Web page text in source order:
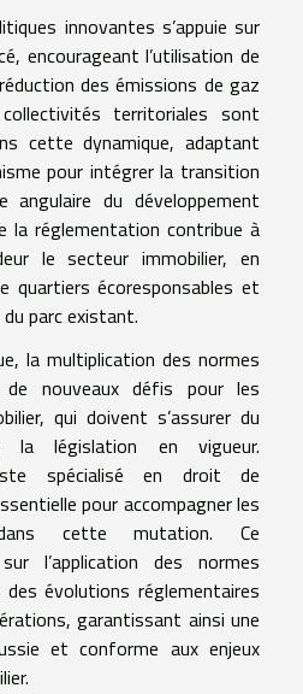
innovantes s’appuie sur
encourageant l’utilisation de
des émissions de gaz
territoriales sont
cette dynamique, adaptant
pour intégrer la transition
angulaire du développement
la réglementation contribue à
le secteur immobilier, en
quartiers écoresponsables et
parc existant.
la multiplication des normes
de nouveaux défis pour les
qui doivent s’assurer du
la législation en vigueur.
spécialisé en droit de
pour accompagner les
cette mutation. Ce
l’application des normes
des évolutions réglementaires
garantissant ainsi une
et conforme aux enjeux